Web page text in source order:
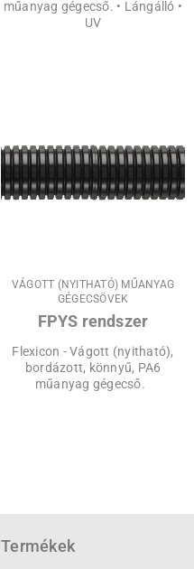
műanyag gégecső. • Lángálló •
UV
VÁGOTT (NYITHATÓ) MŰANYAG
GÉGECSÖVEK
FPYS rendszer
Flexicon - Vágott (nyitható),
bordázott, könnyű, PA6
műanyag gégecső.
Termékek